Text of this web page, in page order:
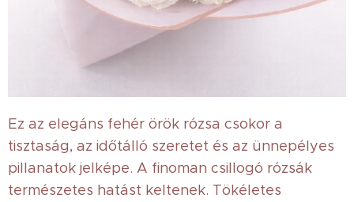
Ez az elegáns fehér örök rózsa csokor a
tisztaság, az időtálló szeretet és az ünnepélyes
pillanatok jelképe. A finoman csillogó rózsák
természetes hatást keltenek. Tökéletes